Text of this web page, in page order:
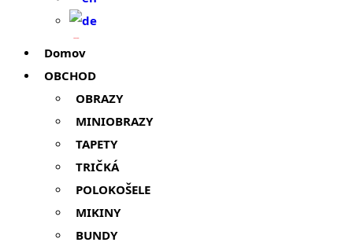
Domov
OBCHOD
OBRAZY
MINIOBRAZY
TAPETY
TRIČKÁ
POLOKOŠELE
MIKINY
BUNDY